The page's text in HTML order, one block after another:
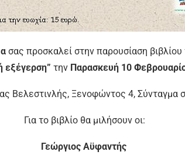
σας προσκαλεί στην παρουσίαση βιβλίου
εξέγερση” την Παρασκευή 10
Βελεστινλής, Ξενοφώντος 4, Σύνταγμα
Για το βιβλίο θα μιλήσουν οι:
Γεώργιος Αϋφαντής